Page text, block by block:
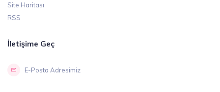
Site Haritası
RSS
İletişime Geç
E-Posta Adresimiz